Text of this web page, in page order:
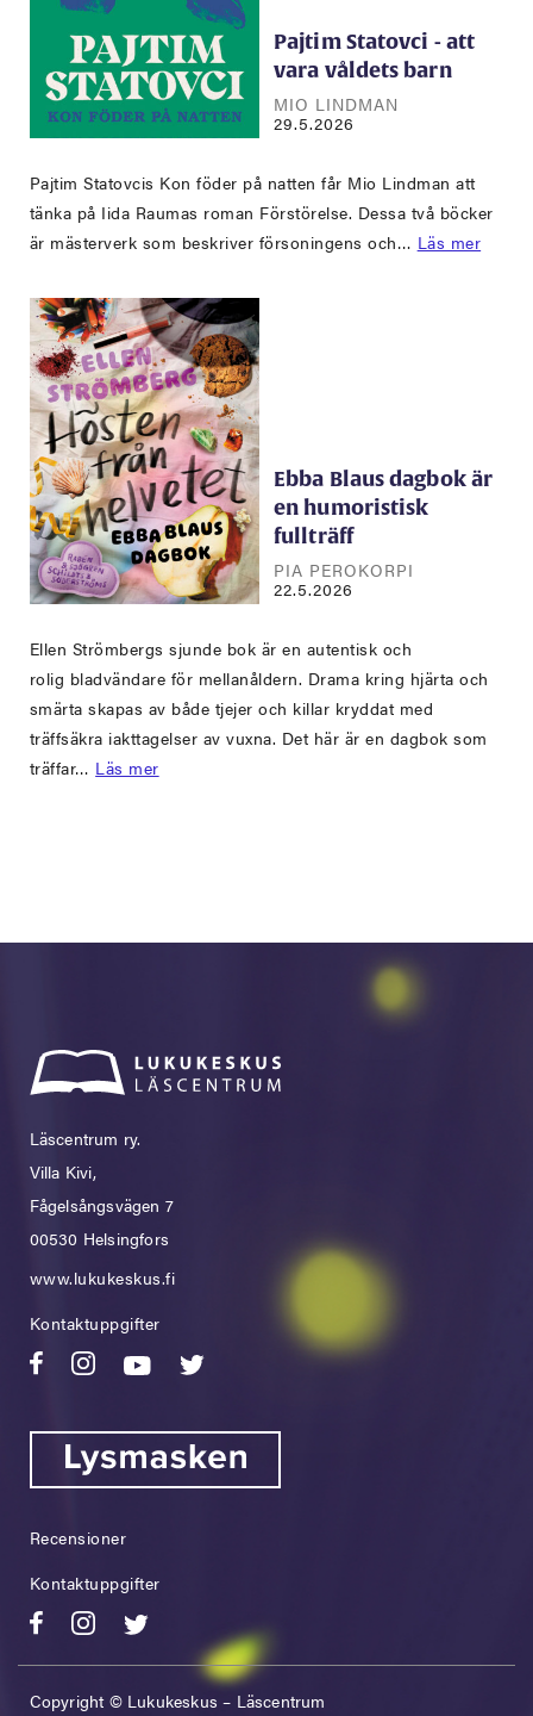
Pajtim Statovci - att
vara våldets barn
MIO LINDMAN
29.5.2026
Pajtim Statovcis Kon föder på natten får Mio Lindman att
tänka på Iida Raumas roman Förstörelse. Dessa två böcker
är mästerverk som beskriver försoningens och… Läs mer
Ebba Blaus dagbok är
en humoristisk
fullträff
PIA PEROKORPI
22.5.2026
Ellen Strömbergs sjunde bok är en autentisk och
rolig bladvändare för mellanåldern. Drama kring hjärta och
smärta skapas av både tjejer och killar kryddat med
träffsäkra iakttagelser av vuxna. Det här är en dagbok som
träffar… Läs mer
Läscentrum ry.
Villa Kivi,
Fågelsångsvägen 7
00530 Helsingfors
www.lukukeskus.fi
Kontaktuppgifter
Recensioner
Kontaktuppgifter
Copyright © Lukukeskus – Läscentrum